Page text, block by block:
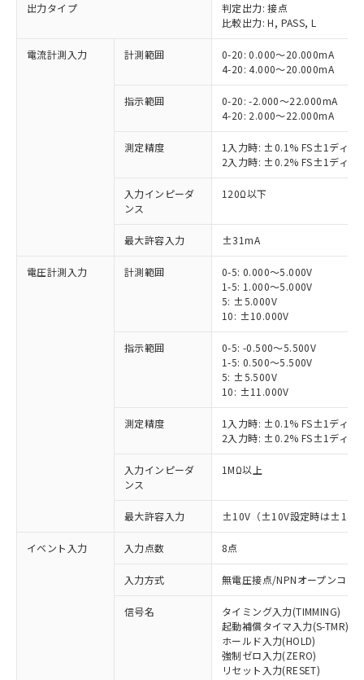
出力タイプ
判定出力: 接点
比較出力: H, PASS, L
電流計測入力 計測範囲
0-20: 0.000～20.000mA
4-20: 4.000～20.000mA
指示範囲
0-20: -2.000～22.000mA
4-20: 2.000～22.000mA
測定精度
1入力時: ±0.1% FS±1ディジ
2入力時: ±0.2% FS±1ディジ
入力インピーダ
ンス
120Ω以下
最大許容入力 ±31mA
電圧計測入力 計測範囲
0-5: 0.000～5.000V
1-5: 1.000～5.000V
5: ±5.000V
10: ±10.000V
指示範囲
0-5: -0.500～5.500V
1-5: 0.500～5.500V
5: ±5.500V
10: ±11.000V
測定精度
1入力時: ±0.1% FS±1ディジ
2入力時: ±0.2% FS±1ディジ
入力インピーダ
ンス
1MΩ以上
最大許容入力 ±10V（±10V設定時は
イベント入力 入力点数 8点
入力方式 無電圧接点/NPNオープンコレ
信号名
タイミング入力(TIMMING)
起動補償タイマ入力(S-TMR)
ホールド入力(HOLD)
強制ゼロ入力(ZERO)
リセット入力(RESET)
※1 対応状況
対応済み：EU RoHS指令（10物質）の
非含有に対応した製品が提供可能な商品で
対応予定：EU RoHS指令（10物質）の非含